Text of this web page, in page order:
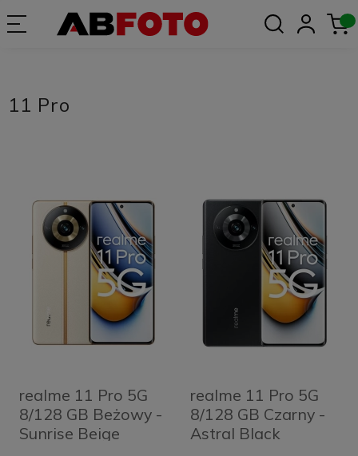
11 Pro
realme 11 Pro 5G
8/128 GB Beżowy -
Sunrise Beige
realme 11 Pro 5G
8/128 GB Czarny -
Astral Black